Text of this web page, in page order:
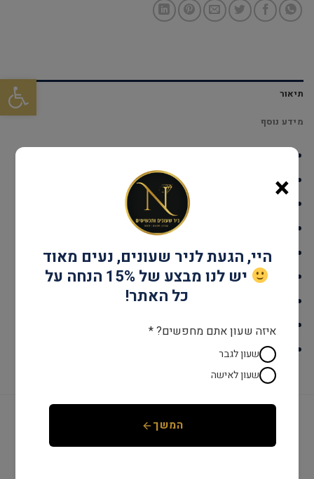
פתח תיאור
מידע נוסף
עמידות במים: עד 30 מטר
אחריות: שנתיים יבואן רשמי
קוטר: 33 מ"מ
מנגנון: SWISS RONDA 762
זכוכית: ציפוי ספיר קריסטל
צבע: כסף & שחור
לוח : שחור
×
היי, הגעת לניר שעונים, נעים מאוד
יש לנו מבצע של 15% הנחה על
כל האתר!
איזה שעון אתם מחפשים? *
שעון לגבר
שעון לאישה
המשך